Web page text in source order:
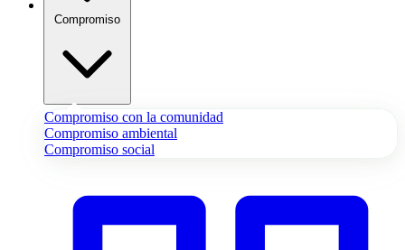
Compromiso
Compromiso con la comunidad
Compromiso ambiental
Compromiso social